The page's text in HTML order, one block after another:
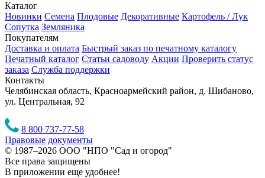
Каталог
Новинки Семена Плодовые Декоративные Картофель / Лук
Сопутка Земляника
Покупателям
Доставка и оплата Быстрый заказ по печатному каталогу
Печатный каталог Статьи садоводу Акции Проверить статус
заказа Служба поддержки
Контакты
Челябинская область, Красноармейский район, д. Шибаново,
ул. Центральная, 92
8 800 737-77-58
Правовые документы
© 1987–2026 ООО "НПО "Сад и огород"
Все права защищены
В приложении еще удобнее!